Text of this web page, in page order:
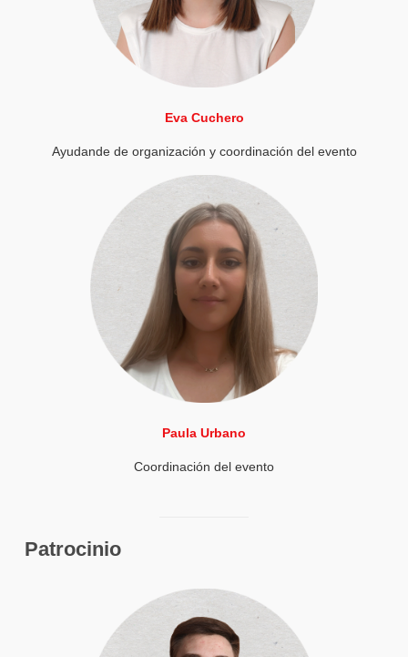
Eva Cuchero
Ayudande de organización y coordinación del evento
Paula Urbano
Coordinación del evento
Patrocinio